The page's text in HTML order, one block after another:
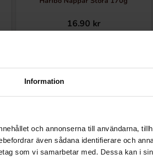
Information
och annonserna till användarna,
även sådana identifierare och
som vi samarbetar med. Dessa kan i
16.90 kr
kunne lide